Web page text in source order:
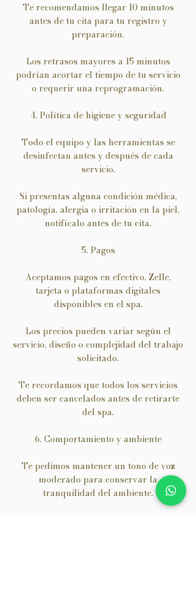
Te recomendamos llegar 10 minutos
antes de tu cita para tu registro y
preparación.
Los retrasos mayores a 15 minutos
podrían acortar el tiempo de tu servicio
o requerir una reprogramación.
4. Política de higiene y seguridad
Todo el equipo y las herramientas se
desinfectan antes y después de cada
servicio.
Si presentas alguna condición médica,
patología, alergia o irritación en la piel,
notifícalo antes de tu cita.
5. Pagos
Aceptamos pagos en efectivo, Zelle,
tarjeta o plataformas digitales
disponibles en el spa.
Los precios pueden variar según el
servicio, diseño o complejidad del trabajo
solicitado.
Te recordamos que todos los servicios
deben ser cancelados antes de retirarte
del spa.
6. Comportamiento y ambiente
Te pedimos mantener un tono de voz
moderado para conservar la
tranquilidad del ambiente.